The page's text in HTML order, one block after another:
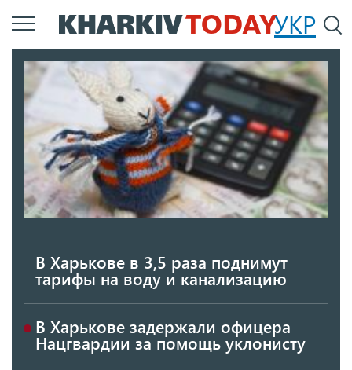
Перейти
к
содержанию
УКР
В Харькове в 3,5 раза поднимут
тарифы на воду и канализацию
В Харькове задержали офицера
Нацгвардии за помощь уклонисту